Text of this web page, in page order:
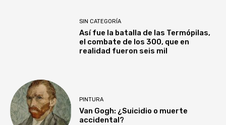
SIN CATEGORÍA
Así fue la batalla de las Termópilas,
el combate de los 300, que en
realidad fueron seis mil
PINTURA
Van Gogh: ¿Suicidio o muerte
accidental?